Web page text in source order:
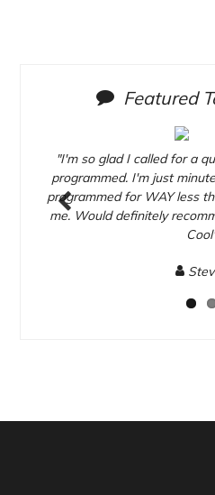
Featured
"I'm so glad I called for a
programmed. I'm just
programmed for WAY less
me. Would definitely